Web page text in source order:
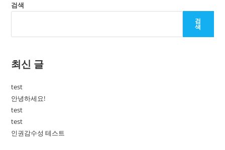
검색
검
색
최신 글
test
안녕하세요!
test
test
인권감수성 테스트